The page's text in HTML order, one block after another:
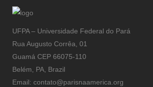
UFPA – Universidade Federal do Pará
Rua Augusto Corrêa, 01
Guamá CEP 66075-110
Belém, PA, Brazil
Email: contato@parisnaamerica.org